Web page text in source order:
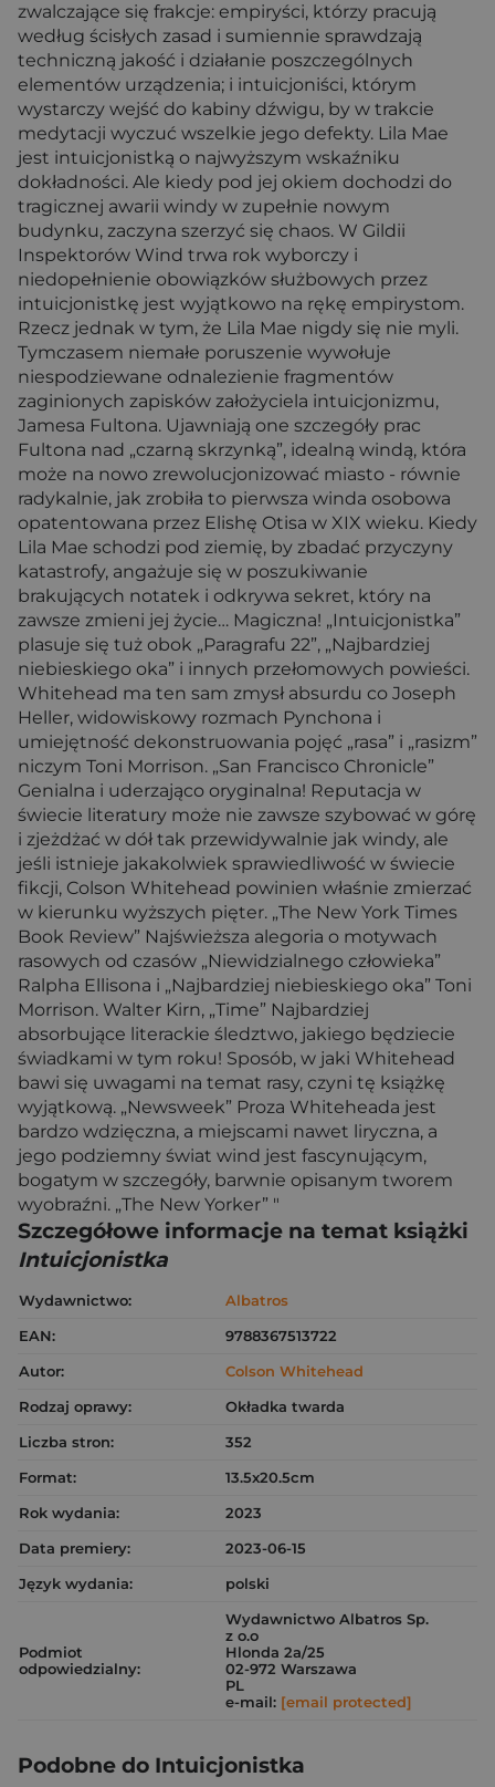
zwalczające się frakcje: empiryści, którzy pracują
według ścisłych zasad i sumiennie sprawdzają
techniczną jakość i działanie poszczególnych
elementów urządzenia; i intuicjoniści, którym
wystarczy wejść do kabiny dźwigu, by w trakcie
medytacji wyczuć wszelkie jego defekty. Lila Mae
jest intuicjonistką o najwyższym wskaźniku
dokładności. Ale kiedy pod jej okiem dochodzi do
tragicznej awarii windy w zupełnie nowym
budynku, zaczyna szerzyć się chaos. W Gildii
Inspektorów Wind trwa rok wyborczy i
niedopełnienie obowiązków służbowych przez
intuicjonistkę jest wyjątkowo na rękę empirystom.
Rzecz jednak w tym, że Lila Mae nigdy się nie myli.
Tymczasem niemałe poruszenie wywołuje
niespodziewane odnalezienie fragmentów
zaginionych zapisków założyciela intuicjonizmu,
Jamesa Fultona. Ujawniają one szczegóły prac
Fultona nad „czarną skrzynką”, idealną windą, która
może na nowo zrewolucjonizować miasto - równie
radykalnie, jak zrobiła to pierwsza winda osobowa
opatentowana przez Elishę Otisa w XIX wieku. Kiedy
Lila Mae schodzi pod ziemię, by zbadać przyczyny
katastrofy, angażuje się w poszukiwanie
brakujących notatek i odkrywa sekret, który na
zawsze zmieni jej życie… Magiczna! „Intuicjonistka”
plasuje się tuż obok „Paragrafu 22”, „Najbardziej
niebieskiego oka” i innych przełomowych powieści.
Whitehead ma ten sam zmysł absurdu co Joseph
Heller, widowiskowy rozmach Pynchona i
umiejętność dekonstruowania pojęć „rasa” i „rasizm”
niczym Toni Morrison. „San Francisco Chronicle”
Genialna i uderzająco oryginalna! Reputacja w
świecie literatury może nie zawsze szybować w górę
i zjeżdżać w dół tak przewidywalnie jak windy, ale
jeśli istnieje jakakolwiek sprawiedliwość w świecie
fikcji, Colson Whitehead powinien właśnie zmierzać
w kierunku wyższych pięter. „The New York Times
Book Review” Najświeższa alegoria o motywach
rasowych od czasów „Niewidzialnego człowieka”
Ralpha Ellisona i „Najbardziej niebieskiego oka” Toni
Morrison. Walter Kirn, „Time” Najbardziej
absorbujące literackie śledztwo, jakiego będziecie
świadkami w tym roku! Sposób, w jaki Whitehead
bawi się uwagami na temat rasy, czyni tę książkę
wyjątkową. „Newsweek” Proza Whiteheada jest
bardzo wdzięczna, a miejscami nawet liryczna, a
jego podziemny świat wind jest fascynującym,
bogatym w szczegóły, barwnie opisanym tworem
wyobraźni. „The New Yorker” "
Szczegółowe informacje na temat książki
Intuicjonistka
Wydawnictwo:
Albatros
EAN:
9788367513722
Autor:
Colson Whitehead
Rodzaj oprawy:
Okładka twarda
Liczba stron:
352
Format:
13.5x20.5cm
Rok wydania:
2023
Data premiery:
2023-06-15
Język wydania:
polski
Podmiot
odpowiedzialny:
Wydawnictwo Albatros Sp.
z o.o
Hlonda 2a/25
02-972 Warszawa
PL
e-mail: [email protected]
Podobne do Intuicjonistka